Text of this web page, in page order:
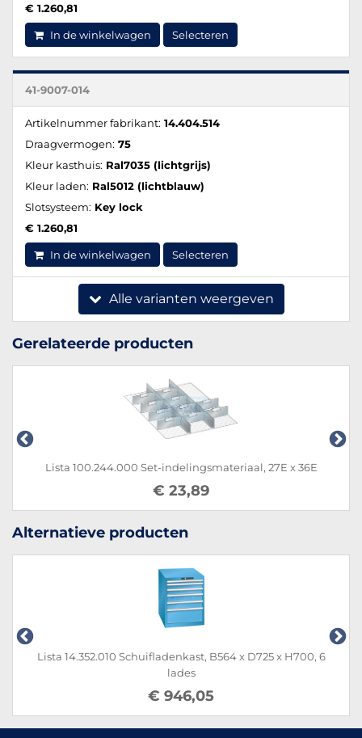
€ 1.260,81
In de winkelwagen Selecteren
41-9007-014
Artikelnummer fabrikant: 14.404.514
Draagvermogen: 75
Kleur kasthuis: Ral7035 (lichtgrijs)
Kleur laden: Ral5012 (lichtblauw)
Slotsysteem: Key lock
€ 1.260,81
In de winkelwagen Selecteren
Alle varianten weergeven
Gerelateerde producten
100.244.000 Set-indelingsmateriaal, 27E x 36E
€ 23,89
Alternatieve producten
Lista 14.352.010 Schuifladenkast, B564 x D725 x H700, 6
lades
€ 946,05